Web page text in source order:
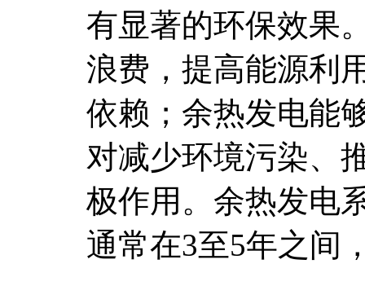
有显著的环保效果
浪费，提高能源利
依赖；余热发电能
对减少环境污染、
极作用。余热发电
通常在3至5年之间